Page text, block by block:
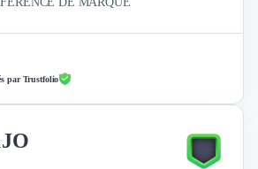
par Trustfolio